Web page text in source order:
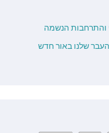
והתרחבות הנשמה
שלנו באור חדש